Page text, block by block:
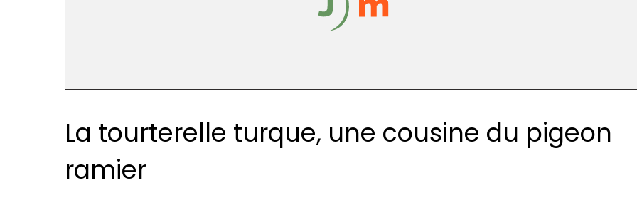
La tourterelle turque, une cousine du pigeon
ramier